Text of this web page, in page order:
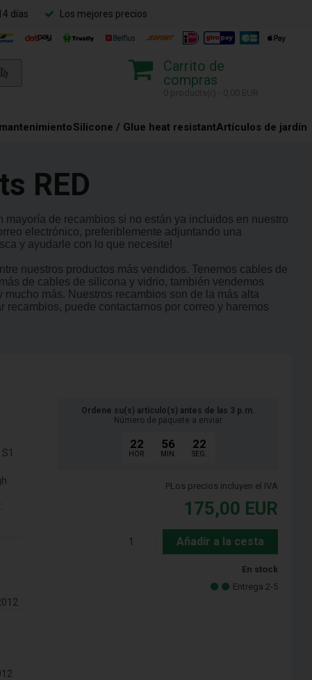
días Los mejores precios
Carrito de
compras
Silicone / Glue heat resistantArtículos de jardín
RED
de recambios si no están ya incluidos en nuestro
electrónico, preferiblemente adjuntando una
y ayudarle con lo que necesite!
nuestros productos más vendidos. Tenemos cables de
de cables de silicona y vidrio, también vendemos
más. Nuestros recambios son de la más alta
puede contactarnos por correo y haremos
Ordene su(s) artículo(s) antes de las 3 p.m.
Número de paquete a enviar
22
HOR.
56
MIN.
21
SEG.
PLos precios incluyen el IVA
175,00 EUR
Añadir a la cesta
En stock
Entrega 2-5